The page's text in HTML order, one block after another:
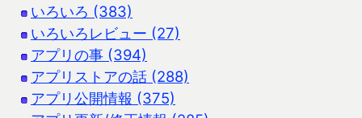
いろいろ (383)
いろいろレビュー (27)
アプリの事 (394)
アプリストアの話 (288)
アプリ公開情報 (375)